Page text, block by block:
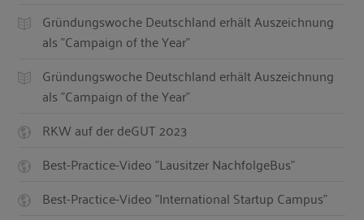
Gründungswoche Deutschland erhält Auszeichnung
als "Campaign of the Year"
Gründungswoche Deutschland erhält Auszeichnung
als "Campaign of the Year"
RKW auf der deGUT 2023
Best-Practice-Video "Lausitzer NachfolgeBus"
Best-Practice-Video "International Startup Campus"